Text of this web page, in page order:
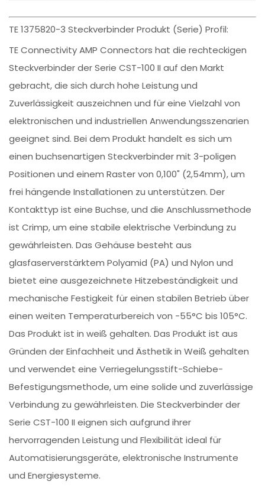
TE 1375820-3 Steckverbinder Produkt (Serie) Profil:
TE Connectivity AMP Connectors hat die rechteckigen
Steckverbinder der Serie CST-100 II auf den Markt
gebracht, die sich durch hohe Leistung und
Zuverlässigkeit auszeichnen und für eine Vielzahl von
elektronischen und industriellen Anwendungsszenarien
geeignet sind. Bei dem Produkt handelt es sich um
einen buchsenartigen Steckverbinder mit 3-poligen
Positionen und einem Raster von 0,100" (2,54mm), um
frei hängende Installationen zu unterstützen. Der
Kontakttyp ist eine Buchse, und die Anschlussmethode
ist Crimp, um eine stabile elektrische Verbindung zu
gewährleisten. Das Gehäuse besteht aus
glasfaserverstärktem Polyamid (PA) und Nylon und
bietet eine ausgezeichnete Hitzebeständigkeit und
mechanische Festigkeit für einen stabilen Betrieb über
einen weiten Temperaturbereich von -55°C bis 105°C.
Das Produkt ist in weiß gehalten. Das Produkt ist aus
Gründen der Einfachheit und Ästhetik in Weiß gehalten
und verwendet eine Verriegelungsstift-Schiebe-
Befestigungsmethode, um eine solide und zuverlässige
Verbindung zu gewährleisten. Die Steckverbinder der
Serie CST-100 II eignen sich aufgrund ihrer
hervorragenden Leistung und Flexibilität ideal für
Automatisierungsgeräte, elektronische Instrumente
und Energiesysteme.